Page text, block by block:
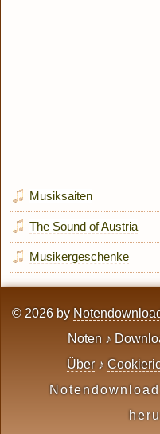
Musiksaiten
The Sound of Austria
Musikergeschenke
© 2026 by
Noten ♪
Über ♪